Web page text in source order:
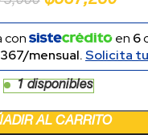
con en 6
mensual.Solicita
1 disponibles
AL CARRITO